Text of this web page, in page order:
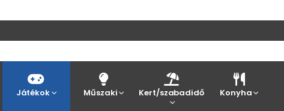
Játékok Műszaki Kert/szabadidő Konyha